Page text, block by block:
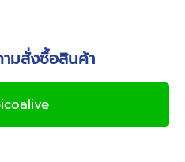
มสั่งซื้อสินค้า